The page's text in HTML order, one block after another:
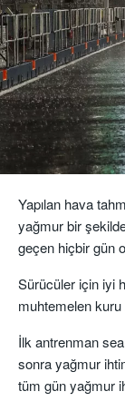
Yapılan hava
yağmur bir
geçen hiçbir gün
Sürücüler için iyi
muhtemelen
İlk antrenman
sonra yağmur
tüm gün yağmur